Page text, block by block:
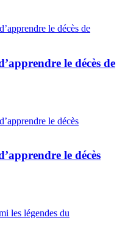
le décès de
le décès